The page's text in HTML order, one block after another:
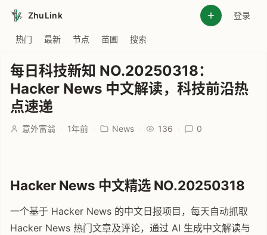
ZhuLink 登录
热门 最新 节点 苗圃 搜索
每日科技新知 NO.20250318：
Hacker News 中文解读，科技前沿热
点速递
意外富翁 · 1年前 · News · 136 · 0
Hacker News 中文精选 NO.20250318
一个基于 Hacker News 的中文日报项目，每天自动抓取
Hacker News 热门文章及评论，通过 AI 生成中文解读与